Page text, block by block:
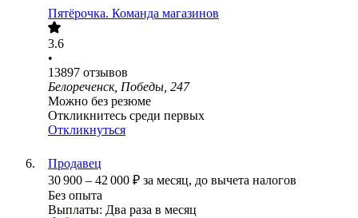
Пятёрочка. Команда магазинов
3.6
•
13897 отзывов
Белореченск, Победы, 247
Можно без резюме
Откликнитесь среди первых
Откликнуться
Продавец
30 900 – 42 000 ₽ за месяц, до вычета налогов
Без опыта
Выплаты: Два раза в месяц